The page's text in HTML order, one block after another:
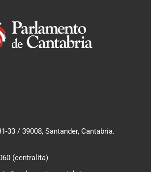
33 / 39008, Santander, Cantabria.
(centralita)